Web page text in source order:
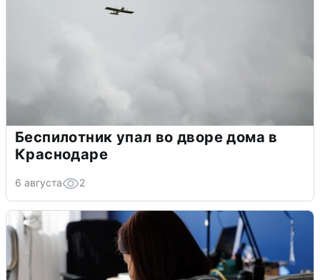
Беспилотник упал во дворе дома в
Краснодаре
6 августа 2